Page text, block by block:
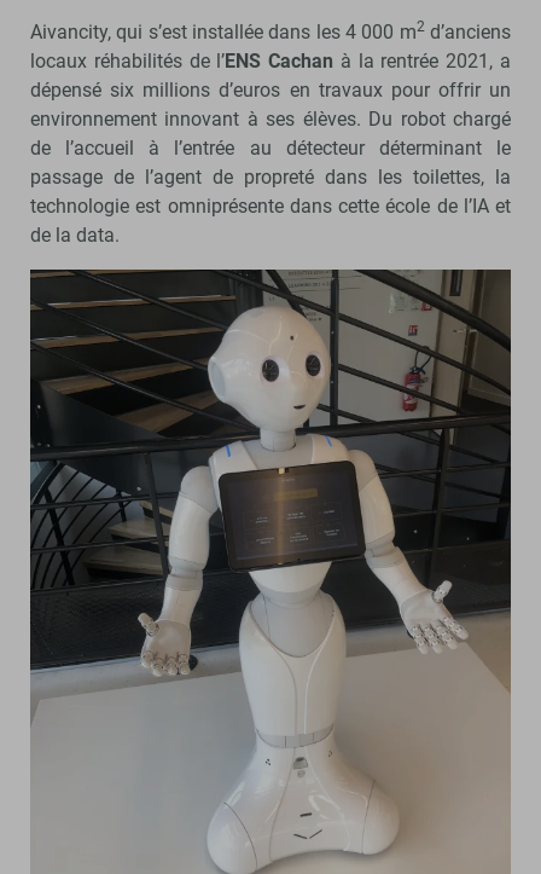
Aivancity, qui s’est installée dans les 4 000 m2d’anciens
locaux réhabilités de l’ENS Cachan à la rentrée 2021, a
dépensé six millions d’euros en travaux pour offrir un
environnement innovant à ses élèves. Du robot chargé
de l’accueil à l’entrée au détecteur déterminant le
passage de l’agent de propreté dans les toilettes, la
technologie est omniprésente dans cette école de l’IA et
de la data.